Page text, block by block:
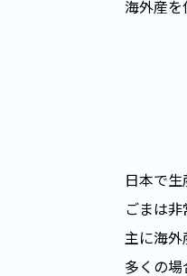
海外産を
日本で
ごまは非
主に海
多くの